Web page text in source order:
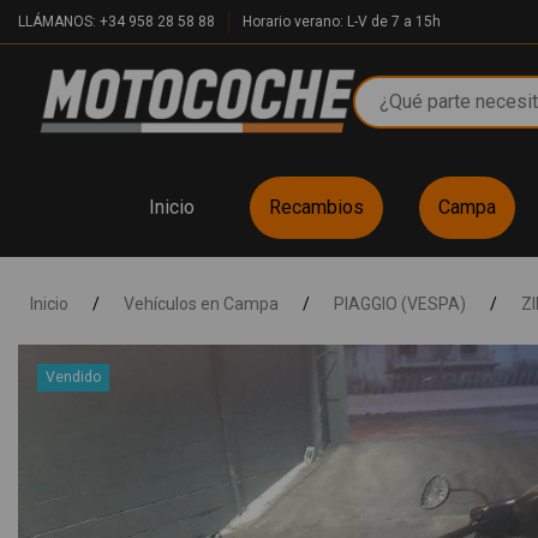
LLÁMANOS: +34 958 28 58 88 Horario verano: L-V de 7 a 15h
Inicio Recambios Campa
Inicio / Vehículos en Campa / PIAGGIO (VESPA) /
Vendido